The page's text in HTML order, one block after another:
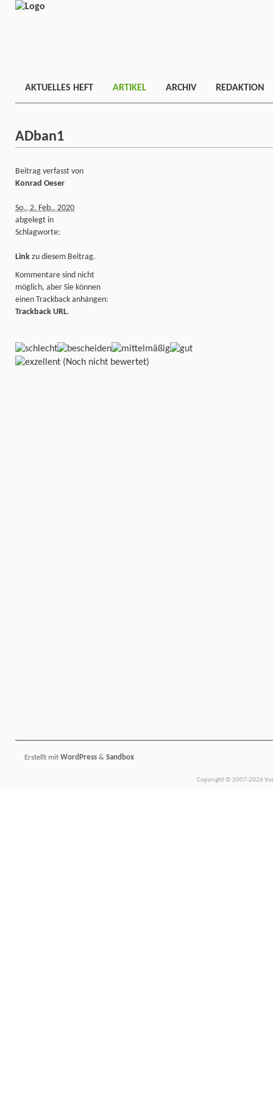
AKTUELLES HEFT ARTIKEL ARCHIV REDAKTION
ADban1
Beitrag verfasst von
Konrad Oeser
So., 2. Feb.. 2020
abgelegt in
Schlagworte:
Link zu diesem Beitrag.
Kommentare sind nicht
möglich, aber Sie können
einen Trackback anhängen:
Trackback URL.
(Noch nicht bewertet)
Erstellt mit WordPress & Sandbox
Copyright © 2007-2026